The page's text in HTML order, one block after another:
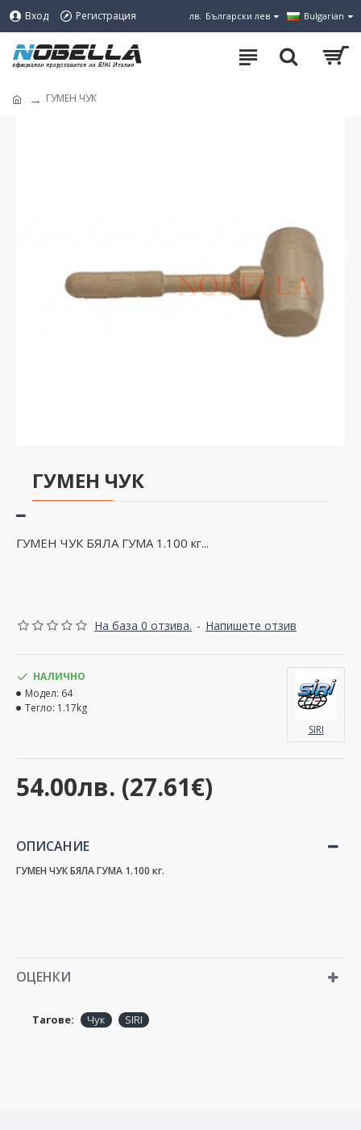
Вход Регистрация лв. Български лев Bulgarian
ГУМЕН ЧУК
ГУМЕН ЧУК
ГУМЕН ЧУК БЯЛА ГУМА 1.100 кг...
На база 0 отзива. - Напишете отзив
54.00лв. (27.61€)
НАЛИЧНО
Модел: 64
Тегло: 1.17kg
SIRI
ОПИСАНИЕ
ГУМЕН ЧУК БЯЛА ГУМА 1.100 кг.
ОЦЕНКИ
Тагове: Чук SIRI